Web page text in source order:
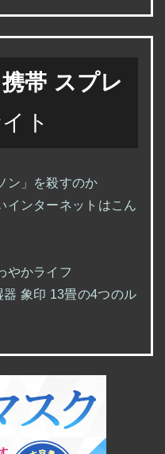
帯 スプレ
ト
ン」を殺すのか
インターネットはこん
やかライフ
象印 13畳の4つのル